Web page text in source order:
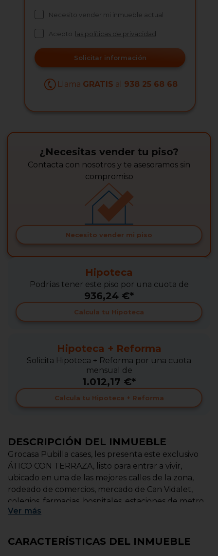
Necesito vender mi inmueble actual
Acepto las políticas de privacidad
Solicitar información
Llama GRATIS al 938 25 68 68
¿Necesitas vender tu piso?
Contacta con nosotros y te asesoramos sin
compromiso
Necesito vender mi piso
Hipoteca
Podrías tener este piso por una cuota de
936,24 €*
Calcula tu Hipoteca
Hipoteca + Reforma
Solicita Hipoteca + Reforma por una cuota
mensual de
1.012,17 €*
Calcula tu Hipoteca + Reforma
DESCRIPCIÓN DEL INMUEBLE
Grocasa Pubilla cases, les presenta este exclusivo
ÁTICO CON TERRAZA, listo para entrar a vivir,
ubicado en una de las mejores calles de la zona,
rodeado de comercios, mercado de Can Vidalet,
colegios, farmacias, hospitales, estaciones de metro
L5 , L1 y TRAN, el C.C FINESTRELLES.
Hablamos de un vivienda de 3 habitaciones con luz
Ver más
CARACTERÍSTICAS DEL INMUEBLE